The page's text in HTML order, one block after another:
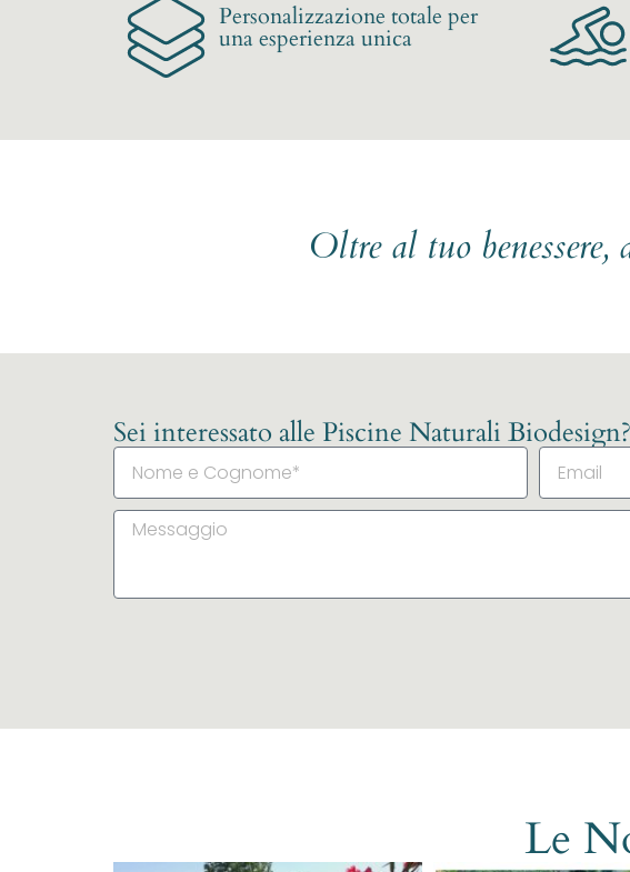
Personalizzazione totale per
una esperienza unica
Oltre al tuo
Sei interessato alle Piscine Naturali Biodesign?
Le